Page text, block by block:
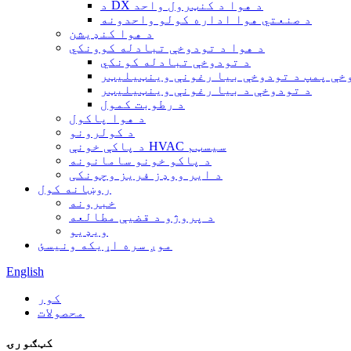
د DX د هوا د کنټرول واحد
د صنعتي هوا اداره کولو واحدونه
د هوا کنډیشن
د هوا د تودوخې تبادله کوونکي
د تودوخې تبادله کونکي
پمپ د تودوخې بیا رغونې وینټیلیټر
د تودوخې د بیا رغونې وینټیلیټر
د رطوبت کمول
د هوا پاکول
د کولرونو
د پاکې خونې HVAC سیسټم
د پاکو خونو سامانونه
د ایر ووډز فریز وچونکی
روښانه کول
خبرونه
د پروژو د قضیې مطالعه
ویډیو
موږ سره اړیکه ونیسئ
English
کور
محصولات
کټګورۍ